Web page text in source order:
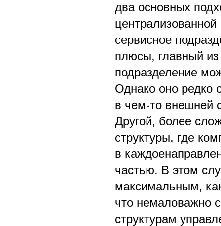
два основных
сервисное
плюсы, главный из
подразделение
Однако оно редко
в чем-то внешней
Другой, более
структуры, где
в
частью. В этом
максимальным,
что немаловажно
структурам